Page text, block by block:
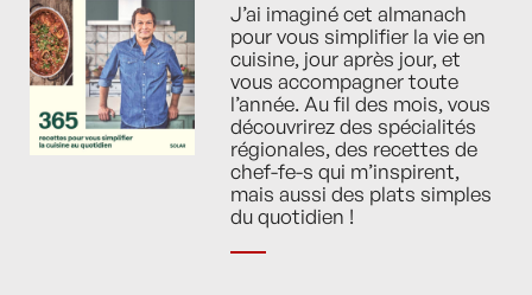
J’ai imaginé cet almanach
pour vous simplifier la vie en
cuisine, jour après jour, et
vous accompagner toute
l’année. Au fil des mois, vous
découvrirez des spécialités
régionales, des recettes de
chef-fe-s qui m’inspirent,
mais aussi des plats simples
du quotidien !